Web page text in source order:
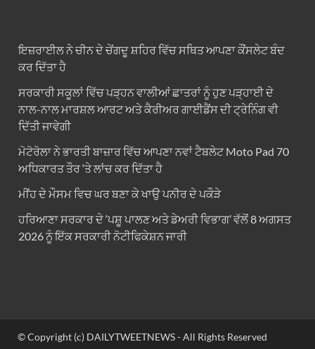
ਇਜ਼ਰਾਈਲ ਨੇ ਚੀਨ ਦੇ ਚੇਂਗਦੂ ਸ਼ਹਿਰ ਵਿੱਚ ਸਥਿਤ ਆਪਣਾ ਕੌਂਸਲੇਟ ਬੰਦ
ਕਰ ਦਿੱਤਾ ਹੈ
ਸਰਕਾਰੀ ਸਕੂਲਾਂ ਵਿੱਚ ਪੜ੍ਹਨ ਵਾਲੀਆਂ ਛਾਤਰਾਂ ਨੂੰ ਹੁਣ ਪੜ੍ਹਾਈ ਦੇ
ਨਾਲ-ਨਾਲ ਮਾਰਸ਼ਲ ਆਰਟ ਅਤੇ ਕੈਰੀਅਰ ਗਾਈਡੈਂਸ ਦੀ ਟ੍ਰੇਨਿੰਗ ਵੀ
ਦਿੱਤੀ ਜਾਵੇਗੀ
ਮੋਟੋਰੋਲਾ ਨੇ ਭਾਰਤੀ ਬਾਜ਼ਾਰ ਵਿੱਚ ਆਪਣਾ ਨਵਾਂ ਟੈਬਲੇਟ Moto Pad 70
ਅਧਿਕਾਰਤ ਤੌਰ ‘ਤੇ ਲਾਂਚ ਕਰ ਦਿੱਤਾ ਹੈ
ਮੀਂਹ ਦੇ ਮੌਸਮ ਵਿਚ ਘਰ ਬਣਾ ਕੇ ਖਾਉ ਪਨੀਰ ਦੇ ਪਕੌੜੇ
ਹਰਿਆਣਾ ਸਰਕਾਰ ਦੇ ‘ਪਸ਼ੂ ਪਾਲਣ ਅਤੇ ਡੇਅਰੀ ਵਿਭਾਗ’ ਵੱਲੋਂ 8 ਅਗਸਤ
2026 ਨੂੰ ਇੱਕ ਸਰਕਾਰੀ ਨੋਟੀਫਿਕੇਸ਼ਨ ਜਾਰੀ
© Copyright (c) DAILYTWEETNEWS - All Rights Reserved